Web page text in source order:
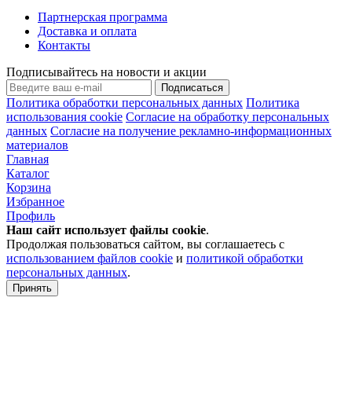
Партнерская программа
Доставка и оплата
Контакты
Подписывайтесь на новости и акции
Подписаться
Политика обработки персональных данных Политика
использования cookie Согласие на обработку персональных
данных Согласие на получение рекламно-информационных
материалов
Главная
Каталог
Корзина
Избранное
Профиль
Наш сайт использует файлы cookie.
Продолжая пользоваться сайтом, вы соглашаетесь с
использованием файлов cookie и политикой обработки
персональных данных.
Принять